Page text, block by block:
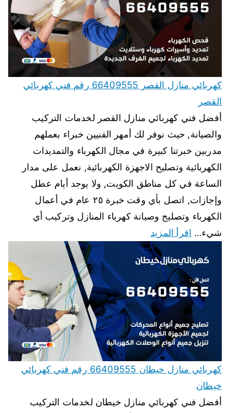
كهربائي منازل القصر 66409555 رقم فني كهربائي
القصر
أفضل فني كهربائي منازل القصر لخدمات التركيب
والصيانة, حيث نوفر لك أمهر الفنيين خبراء بعملهم
مدربين خبرتنا كبيرة في مجال الكهرباء والتمديدات
الكهربائية وتصليح الاجهزة الكهربائية, نعمل على مدار
الساعة في كل مناطق الكويت, ولا يوجد أيام عطل
وإجازات, اتصل بأي وقت خبرة ٢٥ عام في أعمال
الكهرباء وتصليح وصيانة كهرباء المنازل وتركيب أي
شيء… اقرأ المزيد
كهربائي منازل خيطان 66409555 رقم فني كهربائي
خيطان
أفضل فني كهربائي منازل خيطان لخدمات التركيب